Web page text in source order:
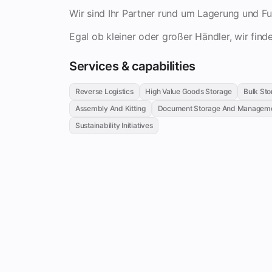
Wir sind Ihr Partner rund um Lagerung und
Egal ob kleiner oder großer Händler, wir
Services & capabilities
Reverse Logistics High Value Goods Storage
Bulk
Assembly And Kitting
Document Storage And
Sustainability Initiatives